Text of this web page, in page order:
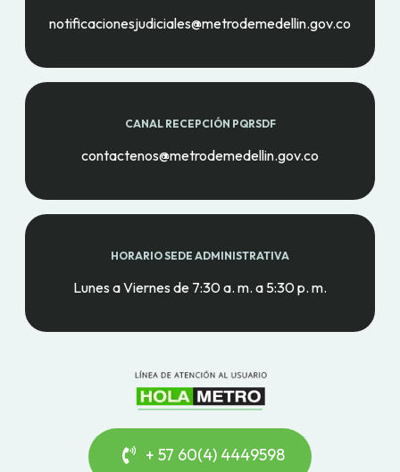
notificacionesjudiciales@metrodemedellin.gov.co
CANAL RECEPCIÓN PQRSDF
contactenos@metrodemedellin.gov.co
HORARIO SEDE ADMINISTRATIVA
Lunes a Viernes de 7:30 a. m. a 5:30 p. m.
+ 57 60(4) 4449598